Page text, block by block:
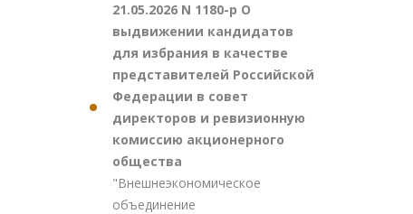
21.05.2026 N 1180-р О
выдвижении кандидатов
для избрания в качестве
представителей Российской
Федерации в совет
директоров и ревизионную
комиссию акционерного
общества
"Внешнеэкономическое
объединение